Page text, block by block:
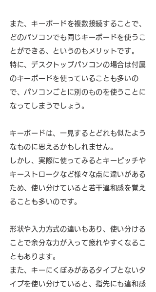
また、キーボードを複数接続することで、
どのパソコンでも同じキーボードを使うこ
とができる、というのもメリットです。
特に、デスクトップパソコンの場合は付属
のキーボードを使っていることも多いの
で、パソコンごとに別のものを使うことに
なってしまうでしょう。
キーボードは、一見するとどれも似たよう
なものに思えるかもしれません。
しかし、実際に使ってみるとキーピッチや
キーストロークなど様々な点に違いがある
ため、使い分けていると若干違和感を覚え
ることも多いのです。
形状や入力方式の違いもあり、使い分ける
ことで余分な力が入って疲れやすくなるこ
ともあります。
また、キーにくぼみがあるタイプとないタ
イプを使い分けていると、指先にも違和感